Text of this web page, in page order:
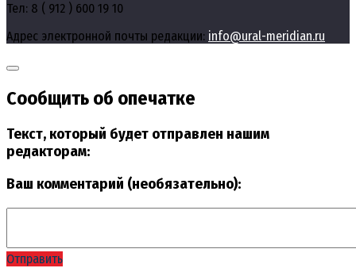
Тел: 8 ( 912 ) 600 19 10
Адрес электронной почты редакции: info@ural-meridian.ru
Сообщить об опечатке
Текст, который будет отправлен нашим
редакторам:
Ваш комментарий (необязательно):
Отправить